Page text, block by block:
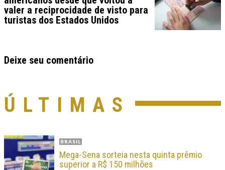
valer a reciprocidade de visto para
turistas dos Estados Unidos
Deixe seu comentário
ÚLTIMAS
BRASIL
Mega-Sena sorteia nesta quinta prêmio
superior a R$ 150 milhões